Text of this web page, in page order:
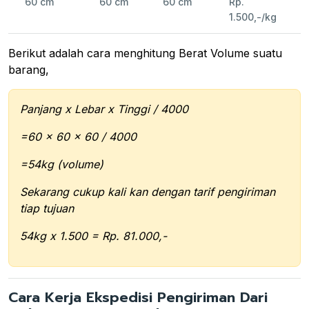
1.500,-/kg
Berikut adalah cara menghitung Berat Volume suatu
barang,
Panjang x Lebar x Tinggi / 4000
=60 x 60 x 60 / 4000
=54kg (volume)
Sekarang cukup kali kan dengan tarif pengiriman
tiap tujuan
54kg x 1.500 = Rp. 81.000,-
Cara Kerja Ekspedisi Pengiriman Dari